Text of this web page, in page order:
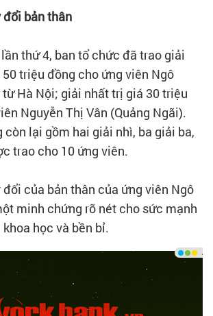
bản thân
thứ 4, ban tổ chức đã trao giải
triệu đồng cho ứng viên Ngô
Hà Nội; giải nhất trị giá 30 triệu
Nguyễn Thị Vân (Quảng Ngãi).
còn lại gồm hai giải nhì, ba giải ba,
trao cho 10 ứng viên.
của bản thân của ứng viên Ngô
minh chứng rõ nét cho sức mạnh
học và bền bỉ.